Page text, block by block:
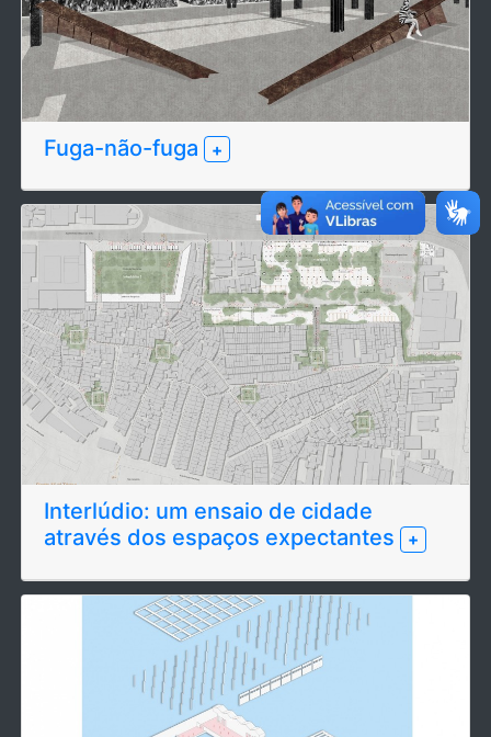
Fuga-não-fuga +
Interlúdio: um ensaio de cidade
através dos espaços expectantes
+